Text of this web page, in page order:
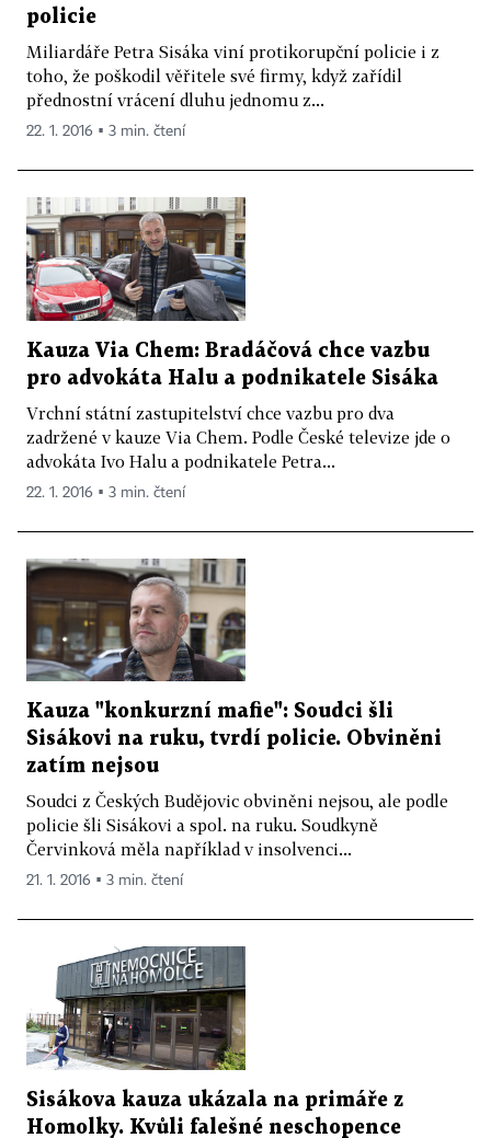
policie
Miliardáře Petra Sisáka viní protikorupční policie i z
toho, že poškodil věřitele své firmy, když zařídil
přednostní vrácení dluhu jednomu z...
22. 1. 2016 ▪ 3 min. čtení
Kauza Via Chem: Bradáčová chce vazbu
pro advokáta Halu a podnikatele Sisáka
Vrchní státní zastupitelství chce vazbu pro dva
zadržené v kauze Via Chem. Podle České televize jde o
advokáta Ivo Halu a podnikatele Petra...
22. 1. 2016 ▪ 3 min. čtení
Kauza "konkurzní mafie": Soudci šli
Sisákovi na ruku, tvrdí policie. Obviněni
zatím nejsou
Soudci z Českých Budějovic obviněni nejsou, ale podle
policie šli Sisákovi a spol. na ruku. Soudkyně
Červinková měla například v insolvenci...
21. 1. 2016 ▪ 3 min. čtení
Sisákova kauza ukázala na primáře z
Homolky. Kvůli falešné neschopence